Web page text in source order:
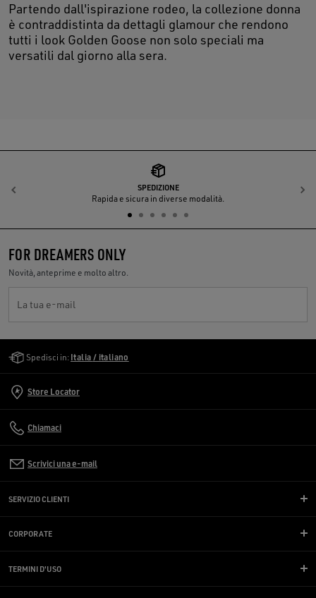
Partendo dall'ispirazione rodeo, la collezione donna
è contraddistinta da dettagli glamour che rendono
tutti i look Golden Goose non solo speciali ma
versatili dal giorno alla sera.
SPEDIZIONE
Rapida e sicura in diverse modalità.
Indietro
FOR DREAMERS ONLY
Novità, anteprime e molto altro.
La tua e-mail
Spedisci in: Italia / italiano
Store Locator
Chiamaci
Scrivici una e-mail
SERVIZIO CLIENTI
CORPORATE
TERMINI D'USO